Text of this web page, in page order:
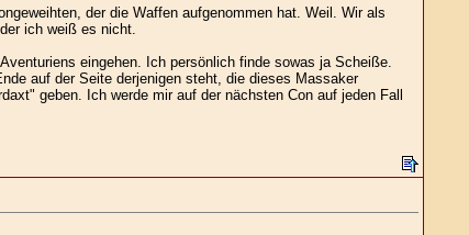
der die Waffen aufgenommen hat. Weil. Wir als
ich weiß es nicht.
eingehen. Ich persönlich finde sowas ja Scheiße.
auf der Seite derjenigen steht, die dieses Massaker
geben. Ich werde mir auf der nächsten Con auf jeden Fall